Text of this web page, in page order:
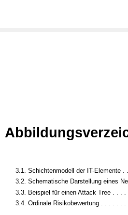
3.1. Schichtenmodell der IT-Elemente
3.2. Schematische Darstellung eines
3.3. Beispiel für einen Attack Tree . . .
3.4. Ordinale Risikobewertung . . . . .